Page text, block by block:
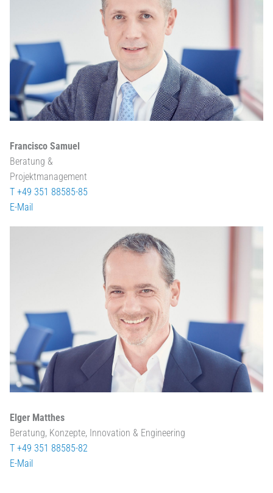
Francisco Samuel
Beratung &
Projektmanagement
T +49 351 88585-85
E-Mail
Elger Matthes
Beratung, Konzepte, Innovation & Engineering
T +49 351 88585-82
E-Mail